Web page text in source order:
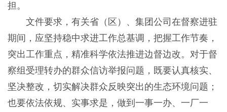
担。
文件要求，有关省（区）、集团公司在督察进驻
期间，应坚持稳中求进工作总基调，把握工作节奏，
突出工作重点，精准科学依法推进边督边改。对于督
察组受理转办的群众信访举报问题，既要认真核实、
坚决整改，切实解决群众反映突出的生态环境问题；
也要依法依规、实事求是，做到一事一办、一厂一